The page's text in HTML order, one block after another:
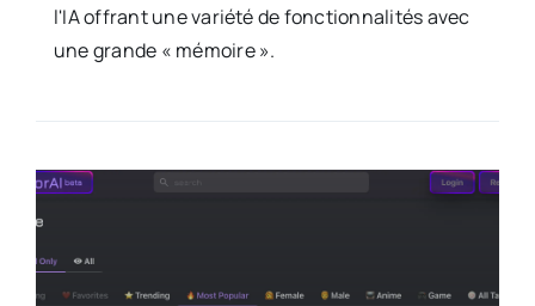
l'IA offrant une variété de fonctionnalités avec
une grande « mémoire ».